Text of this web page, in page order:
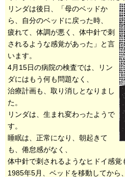
リンダは後日、「母のベッドか
ら、自分のベッドに戻った時、
疲れて、体調が悪く、体中針で刺
されるような感覚があった」と言
います。
4月15日の病院の検査では、リン
ダにはもう何も問題なく、
治療計画も、取り消しとなりまし
た。
リンダは、生まれ変わったようで
す。
睡眠は、正常になり、朝起きて
も、倦怠感がなく、
体中針で刺されるようなヒドイ感覚
1985年5月、ベッドを移動してから